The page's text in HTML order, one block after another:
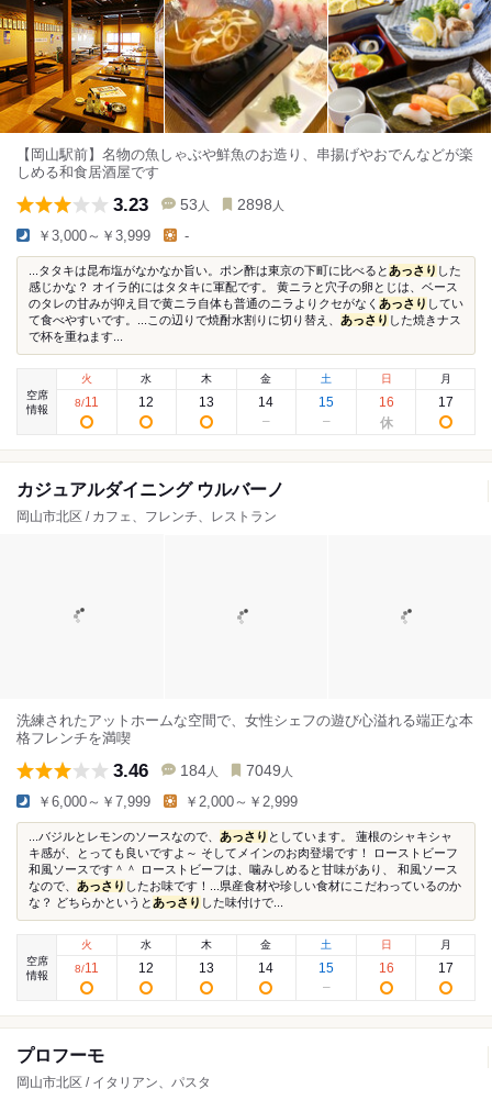
【岡山駅前】名物の魚しゃぶや鮮魚のお造り、串揚げやおでんなどが楽
しめる和食居酒屋です
3.23 53 人 2898 人
￥3,000～￥3,999 -
...タタキは昆布塩がなかなか旨い。ポン酢は東京の下町に比べると あっさり した
感じかな？ オイラ的にはタタキに軍配です。 黄ニラと穴子の卵とじは、ベース
のタレの甘みが抑え目で黄ニラ自体も普通のニラよりクセがなく あっさり してい
て食べやすいです。...この辺りで焼酎水割りに切り替え、 あっさり した焼きナス
で杯を重ねます...
空席
情報
火
8/11
水
12
木
13
金
14
土
15
日
16
月
17
カジュアルダイニング ウルバーノ
岡山市北区 / カフェ、フレンチ、レストラン
洗練されたアットホームな空間で、女性シェフの遊び心溢れる端正な本
格フレンチを満喫
3.46 184 人 7049 人
￥6,000～￥7,999 ￥2,000～￥2,999
...バジルとレモンのソースなので、 あっさり としています。 蓮根のシャキシャ
キ感が、とっても良いですよ～ そしてメインのお肉登場です！ ローストビーフ
和風ソースです＾＾ ローストビーフは、噛みしめると甘味があり、 和風ソース
なので、 あっさり したお味です！...県産食材や珍しい食材にこだわっているのか
な？ どちらかというと あっさり した味付けで...
空席
情報
火
8/11
水
12
木
13
金
14
土
15
日
16
月
17
プロフーモ
岡山市北区 / イタリアン、パスタ